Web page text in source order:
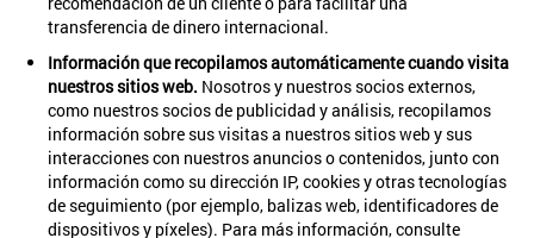
transferencia de dinero internacional.
Información que recopilamos automáticamente cuando visita
nuestros sitios web. Nosotros y nuestros socios externos,
como nuestros socios de publicidad y análisis, recopilamos
información sobre sus visitas a nuestros sitios web y sus
interacciones con nuestros anuncios o contenidos, junto con
información como su dirección IP, cookies y otras tecnologías
de seguimiento (por ejemplo, balizas web, identificadores de
dispositivos y píxeles). Para más información, consulte